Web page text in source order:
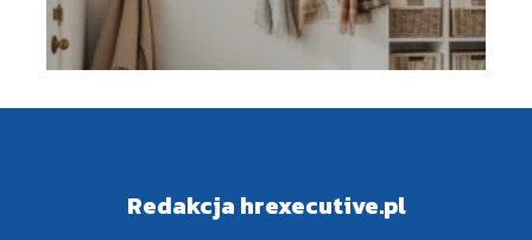
Redakcja hrexecutive.pl